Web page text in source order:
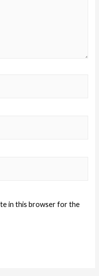
in this browser for the